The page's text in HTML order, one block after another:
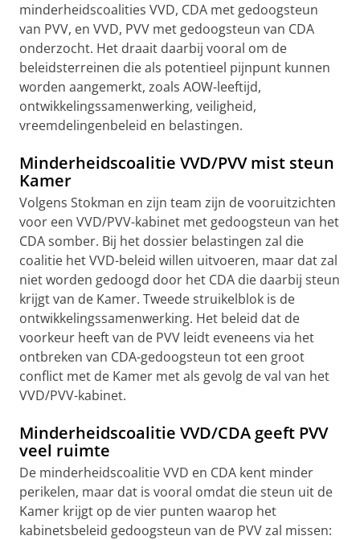
minderheidscoalities VVD, CDA met gedoogsteun
van PVV, en VVD, PVV met gedoogsteun van CDA
onderzocht. Het draait daarbij vooral om de
beleidsterreinen die als potentieel pijnpunt kunnen
worden aangemerkt, zoals AOW-leeftijd,
ontwikkelingssamenwerking, veiligheid,
vreemdelingenbeleid en belastingen.
Minderheidscoalitie VVD/PVV mist steun
Kamer
Volgens Stokman en zijn team zijn de vooruitzichten
voor een VVD/PVV-kabinet met gedoogsteun van het
CDA somber. Bij het dossier belastingen zal die
coalitie het VVD-beleid willen uitvoeren, maar dat zal
niet worden gedoogd door het CDA die daarbij steun
krijgt van de Kamer. Tweede struikelblok is de
ontwikkelingssamenwerking. Het beleid dat de
voorkeur heeft van de PVV leidt eveneens via het
ontbreken van CDA-gedoogsteun tot een groot
conflict met de Kamer met als gevolg de val van het
VVD/PVV-kabinet.
Minderheidscoalitie VVD/CDA geeft PVV
veel ruimte
De minderheidscoalitie VVD en CDA kent minder
perikelen, maar dat is vooral omdat die steun uit de
Kamer krijgt op de vier punten waarop het
kabinetsbeleid gedoogsteun van de PVV zal missen: